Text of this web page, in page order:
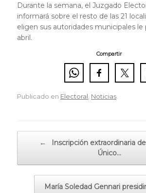
Durante la semana, el Juzgado
informará sobre el resto de las 21
eligen sus autoridades municipales le
abril.
Compartir
Publicado en Electoral Noticias
←
Inscripción extraordinaria
Único…
María Soledad Gennari